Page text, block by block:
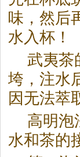
味，然后
水入杯！
武夷茶
垮，注水
因无法萃
高明泡
水和茶的